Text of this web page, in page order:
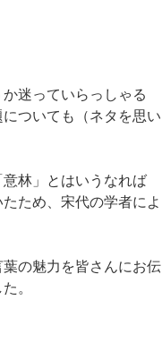
迷っていらっしゃる
ついても（ネタを思い
林」とはいうなれば
ため、宋代の学者によ
の魅力を皆さんにお伝
。